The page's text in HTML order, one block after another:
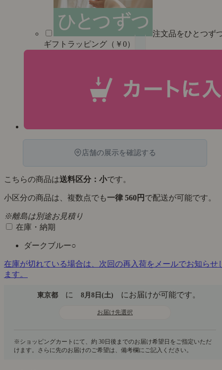
注文品をひとつず
ギフトラッピング（￥0）
店舗の展示を確認する
こちらの商品は送料区分：小です。
小区分の商品は、複数点でも一律 560円 で配送が可能です。
※離島は別途お見積り
在庫・納期
ダークブルー○
在庫が切れている場合は、次回の再入荷をメールでお知らせ
ます。
東京都 に 8月8日(土) にお届けが可能です。
お届け先選択